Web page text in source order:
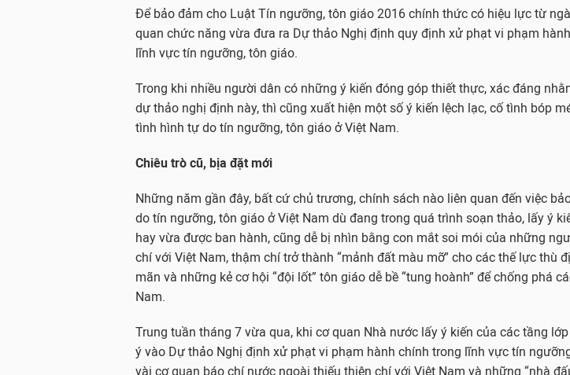
Để bảo đảm cho Luật Tín ngưỡng, tôn giáo 2016 chính thức có hiệu lực từ
quan chức năng vừa đưa ra Dự thảo Nghị định quy định xử phạt vi phạm
lĩnh vực tín ngưỡng, tôn giáo.
Trong khi nhiều người dân có những ý kiến đóng góp thiết thực, xác đáng
dự thảo nghị định này, thì cũng xuất hiện một số ý kiến lệch lạc, cố tình bóp
tình hình tự do tín ngưỡng, tôn giáo ở Việt Nam.
Chiêu trò cũ, bịa đặt mới
Những năm gần đây, bất cứ chủ trương, chính sách nào liên quan đến việc
do tín ngưỡng, tôn giáo ở Việt Nam dù đang trong quá trình soạn thảo, lấy ý
hay vừa được ban hành, cũng dễ bị nhìn bằng con mắt soi mói của những
chí với Việt Nam, thậm chí trở thành “mảnh đất màu mỡ” cho các thế lực thù
mãn và những kẻ cơ hội “đội lốt” tôn giáo dễ bề “tung hoành” để chống phá
Nam.
Trung tuần tháng 7 vừa qua, khi cơ quan Nhà nước lấy ý kiến của các tầng
ý vào Dự thảo Nghị định xử phạt vi phạm hành chính trong lĩnh vực tín
vài cơ quan báo chí nước ngoài thiếu thiện chí với Việt Nam và những “nhà